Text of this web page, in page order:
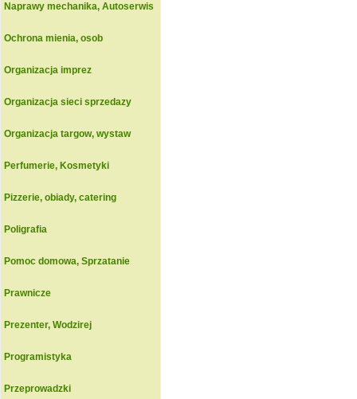
Naprawy mechanika, Autoserwis
Ochrona mienia, osob
Organizacja imprez
Organizacja sieci sprzedazy
Organizacja targow, wystaw
Perfumerie, Kosmetyki
Pizzerie, obiady, catering
Poligrafia
Pomoc domowa, Sprzatanie
Prawnicze
Prezenter, Wodzirej
Programistyka
Przeprowadzki